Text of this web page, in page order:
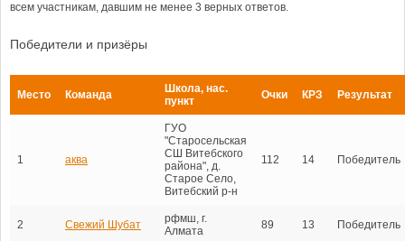
всем участникам, давшим не менее 3 верных ответов.
Победители и призёры
Место Команда
Школа, нас.
пункт
Очки КРЗ Результат
1 аква
ГУО
"Старосельская
СШ Витебского
района", д.
Старое Село,
Витебский р-н
112 14 Победитель
2 Свежий Шубат
рфмш, г.
Алмата
89 13 Победитель